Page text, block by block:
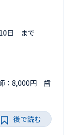
10日 まで
：8,000円 歯
後で読む